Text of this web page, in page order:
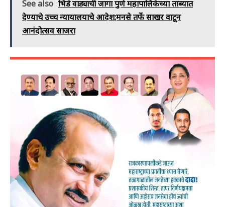
See also भिडे वाड्याची जागा पुणे महापालिकेच्या ताब्यात
देण्याचे उच्च न्यायालयाचे आदेश;मनसे तर्फे साखर वाटून
आनंदोत्सव साजरा